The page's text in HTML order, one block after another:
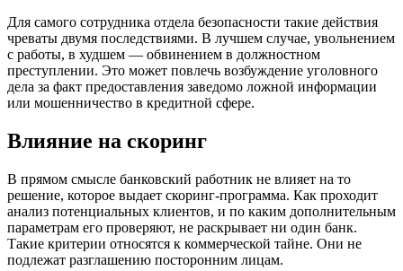
Для самого сотрудника отдела безопасности такие действия
чреваты двумя последствиями. В лучшем случае, увольнением
с работы, в худшем — обвинением в должностном
преступлении. Это может повлечь возбуждение уголовного
дела за факт предоставления заведомо ложной информации
или мошенничество в кредитной сфере.
Влияние на скоринг
В прямом смысле банковский работник не влияет на то
решение, которое выдает скоринг-программа. Как проходит
анализ потенциальных клиентов, и по каким дополнительным
параметрам его проверяют, не раскрывает ни один банк.
Такие критерии относятся к коммерческой тайне. Они не
подлежат разглашению посторонним лицам.